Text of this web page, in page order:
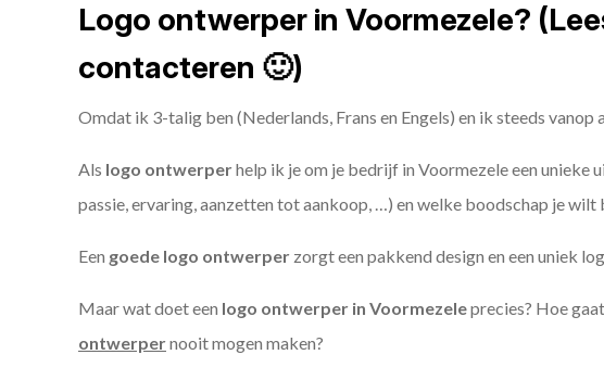
Logo ontwerper in Voormezele?
contacteren 🙂)
Omdat ik 3-talig ben (Nederlands, Frans en Engels) en ik steeds
Als logo ontwerperhelp ik je om je bedrijf in Voormezele een
passie, ervaring, aanzetten tot aankoop, …) en welke boodschap je wilt
Een goede logo ontwerper zorgt een pakkend design en een uniek
Maar wat doet een logo ontwerper in Voormezeleprecies? Hoe
ontwerpernooit mogen maken?